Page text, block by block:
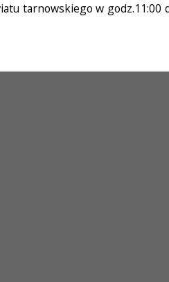
tarnowskiego w